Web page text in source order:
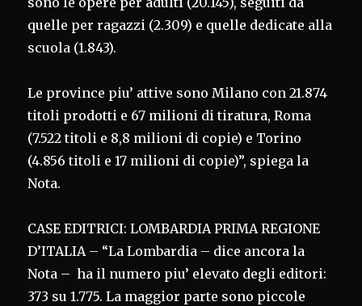
quelle per ragazzi (2.309) e quelle dedicate alla
scuola (1.843).
Le province piu’ attive sono Milano con 21.874
titoli prodotti e 67 milioni di tiratura, Roma
(7.522 titoli e 8,8 milioni di copie) e Torino
(4.856 titoli e 17 milioni di copie)”, spiega la
Nota.
CASE EDITRICI: LOMBARDIA PRIMA REGIONE
D’ITALIA – “La Lombardia – dice ancora la
Nota – ha il numero piu’ elevato degli editori:
373 su 1.775. La maggior parte sono piccole